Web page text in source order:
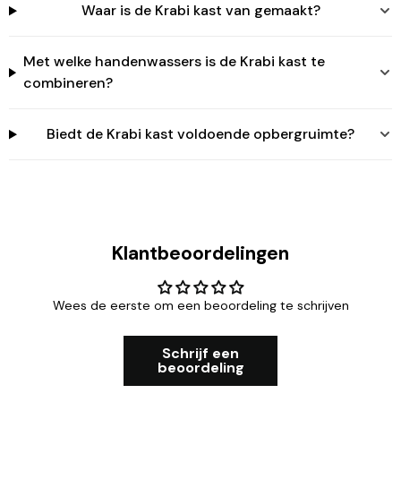
Waar is de Krabi kast van gemaakt?
Met welke handenwassers is de Krabi kast te
combineren?
Biedt de Krabi kast voldoende opbergruimte?
Klantbeoordelingen
Wees de eerste om een beoordeling te schrijven
Schrijf een
beoordeling
Login